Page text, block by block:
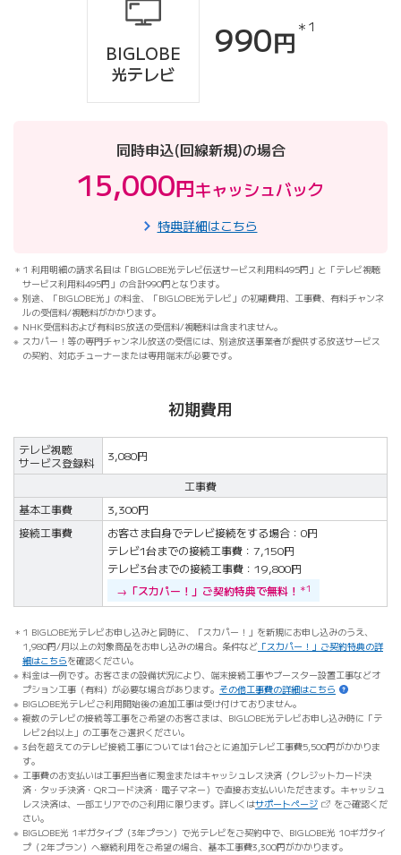
BIGLOBE
光テレビ
990円 ＊1
同時申込(回線新規)の場合
15,000円キャッシュバック
特典詳細はこちら
1 利用明細の請求名目は「BIGLOBE光テレビ伝送サービス利用料495円」と「テレビ視聴
サービス利用料495円」の合計990円となります。
別途、「BIGLOBE光」の料金、「BIGLOBE光テレビ」の初期費用、工事費、有料チャンネ
ルの受信料/視聴料がかかります。
NHK受信料および有料BS放送の受信料/視聴料は含まれません。
スカパー！等の専門チャンネル放送の受信には、別途放送事業者が提供する放送サービス
の契約、対応チューナーまたは専用端末が必要です。
初期費用
テレビ視聴
サービス登録料
3,080円
工事費
基本工事費
3,300円
接続工事費
お客さま自身でテレビ接続をする場合：0円
テレビ1台までの接続工事費：7,150円
テレビ3台までの接続工事費：19,800円
→「スカパー！」ご契約特典で無料！ ＊1
1 BIGLOBE光テレビお申し込みと同時に、「スカパー！」を新規にお申し込みのうえ、
1,980円/月以上の対象商品をお申し込みの場合。条件など 「スカパー！」ご契約特典の詳
細はこちらを確認ください。
料金は一例です。お客さまの設備状況により、端末接続工事やブースター設置工事などオ
プション工事（有料）が必要な場合があります。 その他工事費の詳細はこちら
BIGLOBE光テレビご利用開始後の追加工事は受け付けておりません。
複数のテレビの接続等工事をご希望のお客さまは、BIGLOBE光テレビお申し込み時に「テ
レビ2台以上」の工事をご選択ください。
3台を超えてのテレビ接続工事については1台ごとに追加テレビ工事費5,500円がかかりま
す。
工事費のお支払いは工事担当者に現金またはキャッシュレス決済（クレジットカード決
済・タッチ決済・QRコード決済・電子マネー）で直接お支払いいただきます。キャッシュ
レス決済は、一部エリアでのご利用に限ります。詳しくはサポートページ（新しいタブで開き
をご確認くだ
さい。
BIGLOBE光 1ギガタイプ（3年プラン）で光テレビをご契約中で、BIGLOBE光 10ギガタイ
プ（2年プラン）へ継続利用をご希望の場合、基本工事費3,300円がかかります。